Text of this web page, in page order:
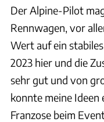
Der Alpine-Pilot
Rennwagen, vor
Wert auf ein
2023 hier und die
sehr gut und von
konnte meine Ideen
Franzose beim